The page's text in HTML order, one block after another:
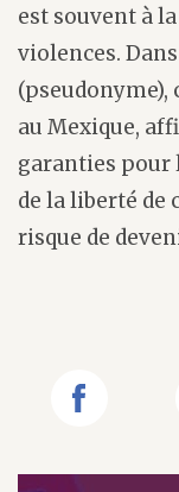
est souvent à
violences.
(pseudonyme),
au Mexique,
garanties pour
de la liberté de
risque de